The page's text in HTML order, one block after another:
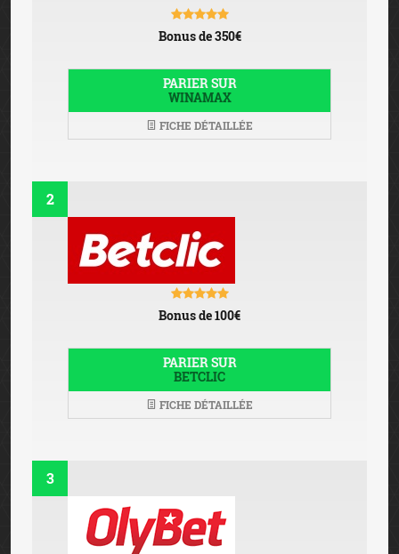
Bonus de 350€
PARIER SUR
WINAMAX
FICHE DÉTAILLÉE
2
Bonus de 100€
PARIER SUR
BETCLIC
FICHE DÉTAILLÉE
3